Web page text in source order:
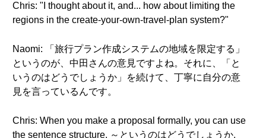
Chris: "I thought about it, and... how about limiting the
regions in the create-your-own-travel-plan system?"
Naomi: 「旅行プラン作成システムの地域を限定する」
というのが、中田さんの意見ですよね。それに、「と
いうのはどうでしょうか」を続けて、丁寧に自分の意
見を言っているんです。
Chris: When you make a proposal formally, you can use
the sentence structure, ～というのはどうでしょうか.